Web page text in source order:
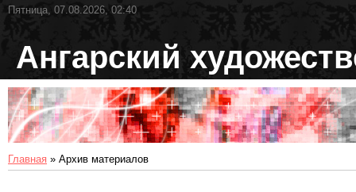
Пятница, 07.08.2026, 02:40
Ангарский
Главная » Архив материалов